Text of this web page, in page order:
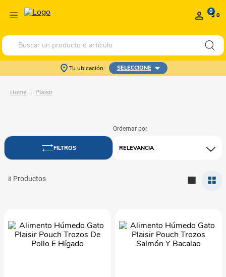
0$ 0
Buscar un producto o artículo
Tu ubicación: SELECCIONE
Plaisir
RELEVANCIA
8